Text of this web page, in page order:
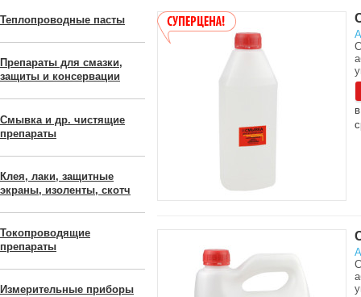
Теплопроводные пасты
Препараты для смазки,
защиты и консервации
Смывка и др. чистящие
препараты
Клея, лаки, защитные
экраны, изоленты, скотч
Токопроводящие
препараты
Измерительные приборы